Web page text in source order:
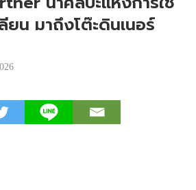
ยน มาถึงโต๊ะดินเนอร์